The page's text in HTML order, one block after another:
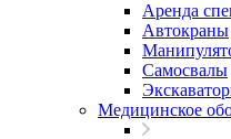
Аренда
Автокраны
Самосвалы
Медицинское